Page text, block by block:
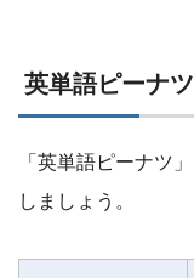
英単語ピーナ
「英単語ピーナツ
しましょう。